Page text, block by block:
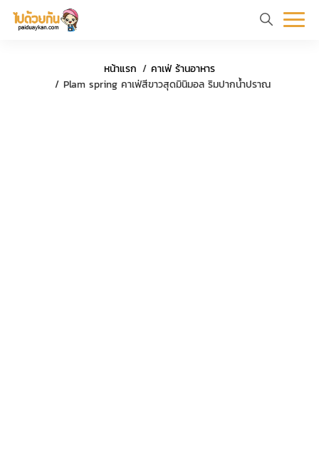
แรกท่อง เที่ยว
หน้าแรก
คาเฟ่ ร้านอาหาร
Plam spring คาเฟ่สีขาวสุดมินิมอล ริมปากน้ำปราณ